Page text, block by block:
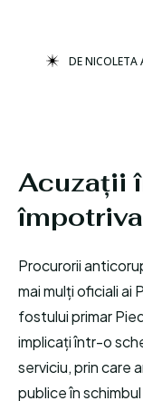
DENICOLETA
Acuzații
Procurorii
mai mulți oficiali ai
fostului primar
implicați într-o
serviciu, prin care
publice în